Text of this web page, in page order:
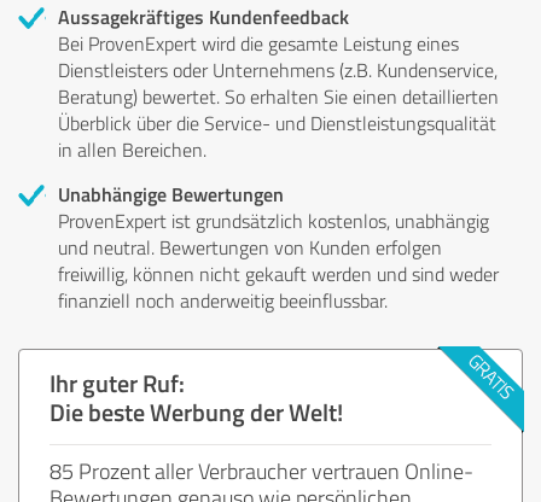
Aussagekräftiges Kundenfeedback
Bei ProvenExpert wird die gesamte Leistung eines
Dienstleisters oder Unternehmens (z.B. Kundenservice,
Beratung) bewertet. So erhalten Sie einen detaillierten
Überblick über die Service- und Dienstleistungsqualität
in allen Bereichen.
Unabhängige Bewertungen
ProvenExpert ist grundsätzlich kostenlos, unabhängig
und neutral. Bewertungen von Kunden erfolgen
freiwillig, können nicht gekauft werden und sind weder
finanziell noch anderweitig beeinflussbar.
Ihr guter Ruf:
Die beste Werbung der Welt!
85 Prozent aller Verbraucher vertrauen Online-